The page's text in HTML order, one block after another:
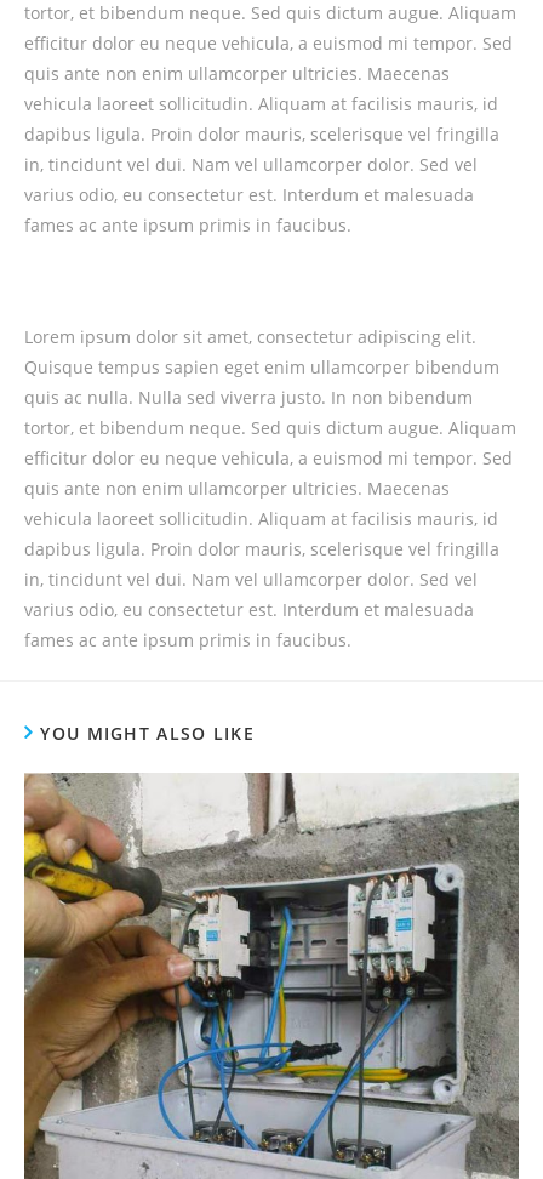
tortor, et bibendum neque. Sed quis dictum augue. Aliquam
efficitur dolor eu neque vehicula, a euismod mi tempor. Sed
quis ante non enim ullamcorper ultricies. Maecenas
vehicula laoreet sollicitudin. Aliquam at facilisis mauris, id
dapibus ligula. Proin dolor mauris, scelerisque vel fringilla
in, tincidunt vel dui. Nam vel ullamcorper dolor. Sed vel
varius odio, eu consectetur est. Interdum et malesuada
fames ac ante ipsum primis in faucibus.
Lorem ipsum dolor sit amet, consectetur adipiscing elit.
Quisque tempus sapien eget enim ullamcorper bibendum
quis ac nulla. Nulla sed viverra justo. In non bibendum
tortor, et bibendum neque. Sed quis dictum augue. Aliquam
efficitur dolor eu neque vehicula, a euismod mi tempor. Sed
quis ante non enim ullamcorper ultricies. Maecenas
vehicula laoreet sollicitudin. Aliquam at facilisis mauris, id
dapibus ligula. Proin dolor mauris, scelerisque vel fringilla
in, tincidunt vel dui. Nam vel ullamcorper dolor. Sed vel
varius odio, eu consectetur est. Interdum et malesuada
fames ac ante ipsum primis in faucibus.
YOU MIGHT ALSO LIKE